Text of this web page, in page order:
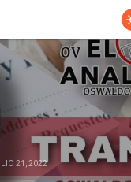
21, 2022